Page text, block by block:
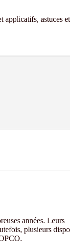
applicatifs, astuces
années. Leurs
plusieurs